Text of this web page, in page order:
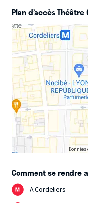
Plan d’accès
Comment se rendre
A Cordeliers